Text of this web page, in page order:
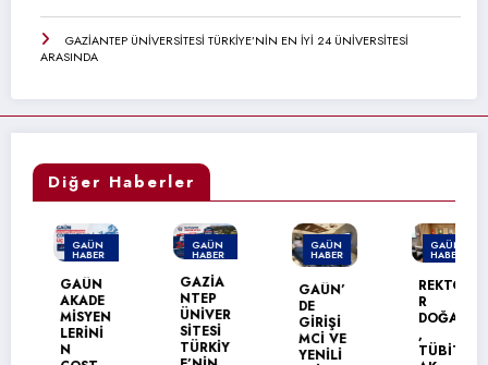
GAZİANTEP ÜNİVERSİTESİ TÜRKİYE’NİN EN İYİ 24 ÜNİVERSİTESİ
ARASINDA
Diğer Haberler
GAÜN
HABER
MANŞET
GAÜN
AKADE
MİSYEN
LERİNİ
GAÜN
HABER
MANŞET
GAZİA
NTEP
ÜNİVER
SİTESİ
TÜRKİY
GAÜN
HABER
GAÜN’
GİRİŞİ
MCİ VE
YENİLİ
GAÜN
HABER
REKTÖ
DOĞAN
TÜBİT